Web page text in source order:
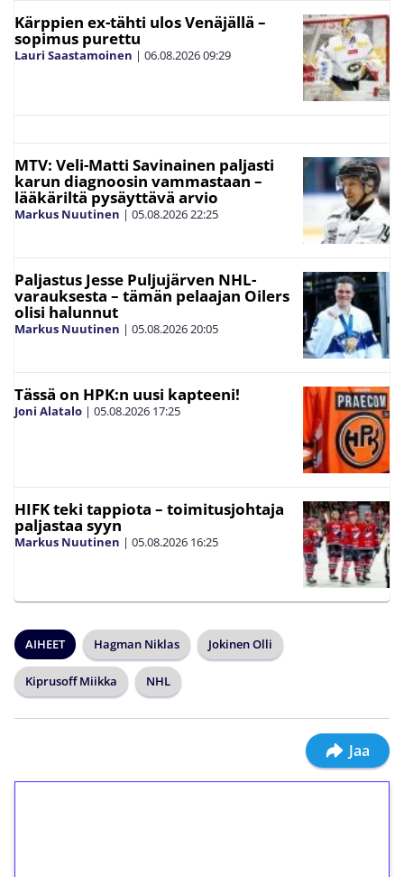
Kärppien ex-tähti ulos Venäjällä –
sopimus purettu
Lauri Saastamoinen | 06.08.202609:29
MTV: Veli-Matti Savinainen paljasti
karun diagnoosin vammastaan –
lääkäriltä pysäyttävä arvio
Markus Nuutinen | 05.08.202622:25
Paljastus Jesse Puljujärven NHL-
varauksesta – tämän pelaajan Oilers
olisi halunnut
Markus Nuutinen | 05.08.202620:05
Tässä on HPK:n uusi kapteeni!
Joni Alatalo | 05.08.2026 17:25
HIFK teki tappiota – toimitusjohtaja
paljastaa syyn
Markus Nuutinen | 05.08.2026 16:25
AIHEET Hagman Niklas Jokinen Olli
Kiprusoff Miikka NHL
Jaa